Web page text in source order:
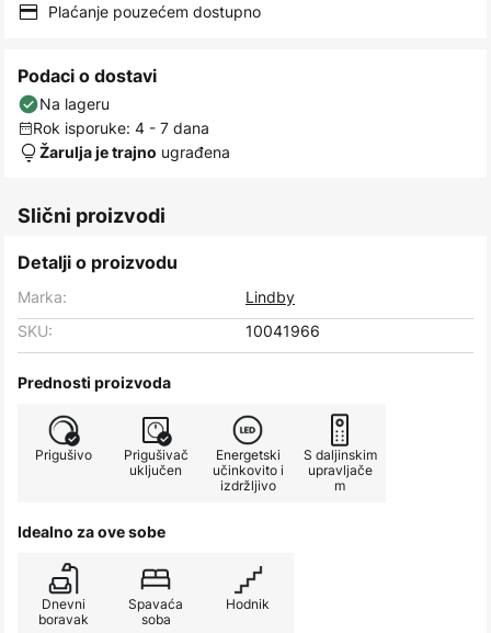
Plaćanje pouzećem dostupno
Podaci o dostavi
Na lageru
Rok isporuke: 4 - 7 dana
Žarulja je trajno ugrađena
Slični proizvodi
Detalji o proizvodu
Marka:
Lindby
SKU:
10041966
Prednosti proizvoda
Prigušivo
Prigušivač
uključen
Energetski
učinkovito i
izdržljivo
S daljinskim
upravljače
m
Idealno za ove sobe
Dnevni
boravak
Spavaća
soba
Hodnik